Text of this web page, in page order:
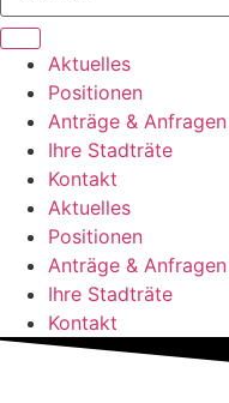
Aktuelles
Positionen
Anträge & Anfragen
Ihre Stadträte
Kontakt
Aktuelles
Positionen
Anträge & Anfragen
Ihre Stadträte
Kontakt